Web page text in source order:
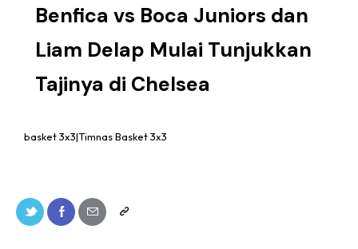
Benfica vs Boca Juniors dan
Liam Delap Mulai Tunjukkan
Tajinya di Chelsea
basket 3x3|Timnas Basket 3x3